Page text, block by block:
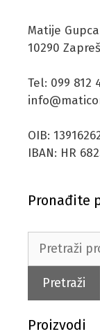
Matije
10290
Tel: 099 812
OIB:
IBAN: HR
Pronađite
Pretraži
Proizvodi